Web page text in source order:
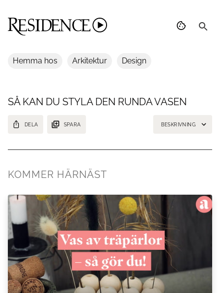
Hemma hos Arkitektur Design
SÅ KAN DU STYLA DEN RUNDA VASEN
DELA SPARA BESKRIVNING
KOMMER HÄRNÄST